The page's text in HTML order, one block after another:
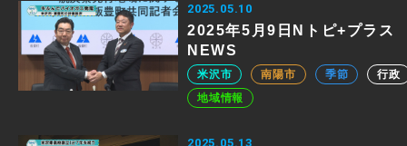
2025.05.10
2025年5月9日Nトピ+プラス
NEWS
米沢市 南陽市 季節
行政
地域情報
2025.05.13